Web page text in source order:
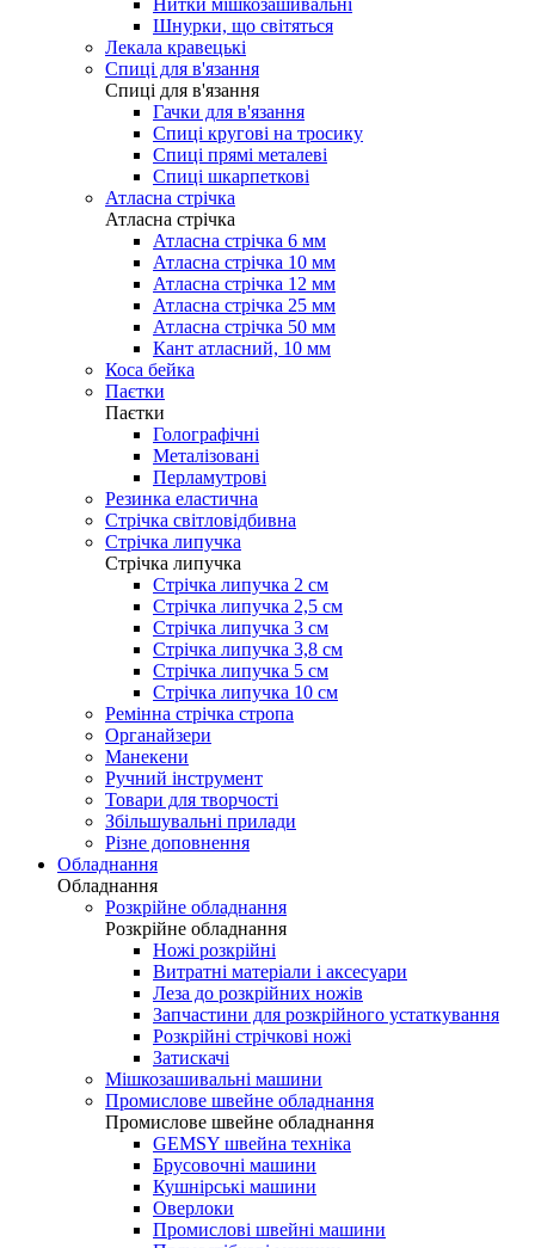
Нитки мішкозашивальні
Шнурки, що світяться
Лекала кравецькі
Cпиці для в'язання
Cпиці для в'язання
Гачки для в'язання
Спиці кругові на тросику
Спиці прямі металеві
Спиці шкарпеткові
Атласна стрічка
Атласна стрічка
Атласна стрічка 6 мм
Атласна стрічка 10 мм
Атласна стрічка 12 мм
Атласна стрічка 25 мм
Атласна стрічка 50 мм
Кант атласний, 10 мм
Коса бейка
Паєтки
Паєтки
Голографічні
Металізовані
Перламутрові
Резинка еластична
Стрічка світловідбивна
Стрічка липучка
Стрічка липучка
Стрічка липучка 2 см
Стрічка липучка 2,5 см
Стрічка липучка 3 см
Стрічка липучка 3,8 см
Стрічка липучка 5 см
Стрічка липучка 10 см
Ремінна стрічка стропа
Органайзери
Манекени
Ручний інструмент
Товари для творчості
Збільшувальні прилади
Різне доповнення
Обладнання
Обладнання
Розкрійне обладнання
Розкрійне обладнання
Ножі розкрійні
Витратні матеріали і аксесуари
Леза до розкрійних ножів
Запчастини для розкрійного устаткування
Розкрійні стрічкові ножі
Затискачі
Мішкозашивальні машини
Промислове швейне обладнання
Промислове швейне обладнання
GEMSY швейна техніка
Брусовочні машини
Кушнірські машини
Оверлоки
Промислові швейні машини